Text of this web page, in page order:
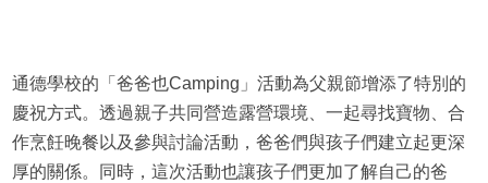
通德學校的「爸爸也Camping」活動為父親節增添了特別的
慶祝方式。透過親子共同營造露營環境、一起尋找寶物、合
作烹飪晚餐以及參與討論活動，爸爸們與孩子們建立起更深
厚的關係。同時，這次活動也讓孩子們更加了解自己的爸